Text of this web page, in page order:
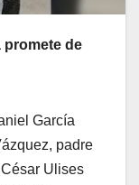
promete de
García
padre
Ulises